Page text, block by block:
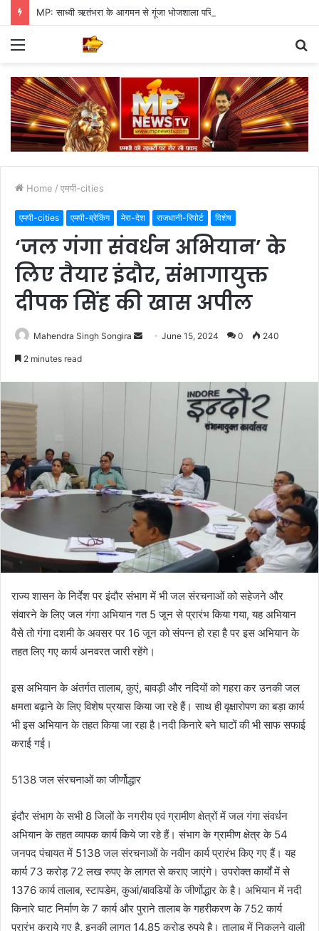
Menu
Home / एमपी-cities
एमपी-cities एमपी-ब्रेकिंग मेरा-देश राजधानी-रिपोर्ट विशेष
‘जल गंगा संवर्धन अभियान’ के
लिए तैयार इंदौर, संभागायुक्त
दीपक सिंह की खास अपील
Mahendra Singh Songira
Send June 15, 2024 0 240
2 minutes read
राज्य शासन के निर्देश पर इंदौर संभाग में भी जल संरचनाओं को सहेजने और
संवारने के लिए जल गंगा अभियान गत 5 जून से प्रारंभ किया गया, यह अभियान
वैसे तो गंगा दशमी के अवसर पर 16 जून को संपन्न हो रहा है पर इस अभियान के
तहत लिए गए कार्य अनवरत जारी रहेंगे।
इस अभियान के अंतर्गत तालाब, कुएं, बावड़ी और नदियों को गहरा कर उनकी जल
क्षमता बढ़ाने के लिए विशेष प्रयास किया जा रहे हैं। साथ ही वृक्षारोपण का बड़ा कार्य
भी इस अभियान के तहत किया जा रहा है।नदी किनारे बने घाटों की भी साफ सफाई
कराई गई।
5138 जल संरचनाओं का जीर्णोद्धार
इंदौर संभाग के सभी 8 जिलों के नगरीय एवं ग्रामीण क्षेत्रों में जल गंगा संवर्धन
अभियान के तहत व्यापक कार्य किये जा रहे हैं। संभाग के ग्रामीण क्षेत्र के 54
जनपद पंचायत में 5138 जल संरचनाओं के नवीन कार्य प्रारंभ किए गए हैं। यह
कार्य 73 करोड़ 72 लख रुपए के लागत से कराए जाएंगे। उपरोक्त कार्यों में से
1376 कार्य तालाब, स्टापडेम, कुआं/बावडियों के जीर्णोद्धार के है। अभियान में नदी
किनारे घाट निर्माण के 7 कार्य और पुराने तालाब के गहरीकरण के 752 कार्य
प्रारंभ कराये गए है, इनकी लागत 14.85 करोड़ रुपये है। तालाब में निकलने वाली